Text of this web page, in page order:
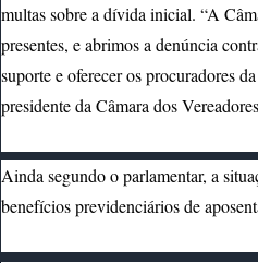
multas sobre a dívida inicial. “A
presentes, e abrimos a denúncia
suporte e oferecer os procuradores
presidente da Câmara dos
Ainda segundo o parlamentar, a
benefícios previdenciários de